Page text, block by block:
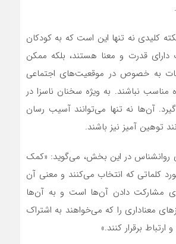
کلیدی نه تنها این است که به کودکان
دارای قدرت و معنا هستند، بلکه ممکن
به خصوص در موقعیت‌های اجتماعی
مناسب نباشند. به ویژه سخنان ناسزا در
آن‌ها نه تنها می‌توانند آسیب رسان
توهین آمیز نیز باشند.
روانشناس در این بخش، می‌گوید: «کمک
کلماتی که انتخاب می‌کنند و معنی آن
مشارکت دادن آن‌ها است و به آن‌ها
معناداری را که می‌خواهند به اشتراک
ارتباط برقرار کنند.»